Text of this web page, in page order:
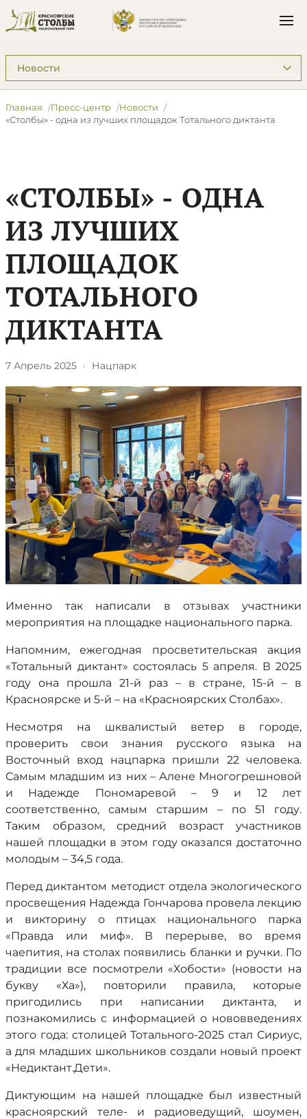
Подразделы: Пресс-центр
Главная Пресс-центр
Новости
​«Столбы» - одна из лучших площадок Тотального диктанта
​«СТОЛБЫ» - ОДНА
ИЗ ЛУЧШИХ
ПЛОЩАДОК
ТОТАЛЬНОГО
ДИКТАНТА
7 Апрель 2025 · Нацпарк
Именно так написали в отзывах участники
мероприятия на площадке национального парка.
Напомним, ежегодная просветительская акция
«Тотальный диктант» состоялась 5 апреля. В 2025
году она прошла 21-й раз – в стране, 15-й – в
Красноярске и 5-й – на «Красноярских Столбах».
Несмотря на шквалистый ветер в городе,
проверить свои знания русского языка на
Восточный вход нацпарка пришли 22 человека.
Самым младшим из них – Алене Многогрешновой
и Надежде Пономаревой – 9 и 12 лет
соответственно, самым старшим – по 51 году.
Таким образом, средний возраст участников
нашей площадки в этом году оказался достаточно
молодым – 34,5 года.
Перед диктантом методист отдела экологического
просвещения Надежда Гончарова провела лекцию
и викторину о птицах национального парка
«Правда или миф». В перерыве, во время
чаепития, на столах появились бланки и ручки. По
традиции все посмотрели «Хобости» (новости на
букву «Ха»), повторили правила, которые
пригодились при написании диктанта, и
познакомились с информацией о нововведениях
этого года: столицей Тотального-2025 стал Сириус,
а для младших школьников создали новый проект
«Недиктант.Дети».
Диктующим на нашей площадке был известный
красноярский теле- и радиоведущий, шоумен,